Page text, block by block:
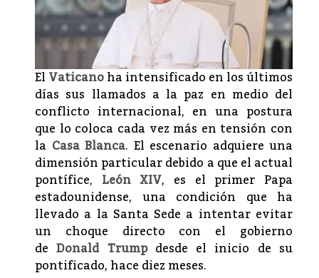
ElVaticanoha intensificado en los últimos
días sus llamados a la paz en medio del
conflicto internacional, en una postura
que lo coloca cada vez más en tensión con
la Casa Blanca. El escenario adquiere una
dimensión particular debido a que el actual
pontífice, León XIV, es el primer Papa
estadounidense, una condición que ha
llevado a la Santa Sede a intentar evitar
un choque directo con el gobierno
deDonald Trumpdesde el inicio de su
pontificado, hace diez meses.